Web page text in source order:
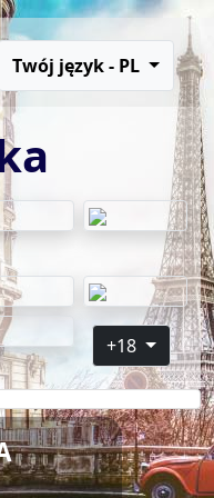
Twój język - PL
+18